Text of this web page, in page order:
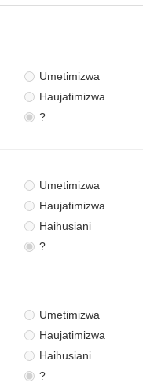
Umetimizwa
Haujatimizwa
?
Umetimizwa
Haujatimizwa
Haihusiani
?
Umetimizwa
Haujatimizwa
Haihusiani
?